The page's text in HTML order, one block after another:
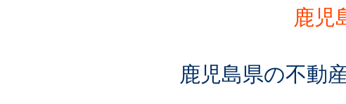
鹿児
鹿児島県の不動